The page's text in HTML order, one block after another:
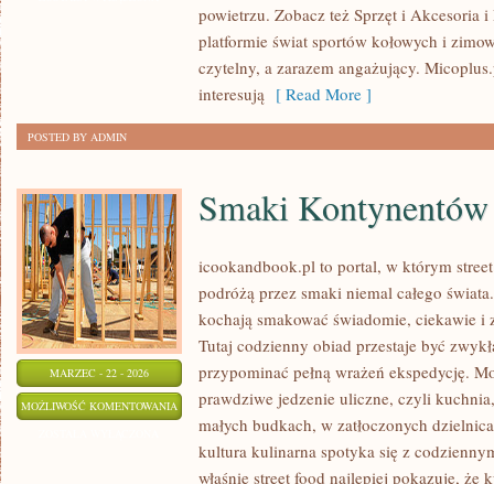
CZYTELNIKÓW
powietrzu. Zobacz też Sprzęt i Akcesoria
platformie świat sportów kołowych i
czytelny, a zarazem angażujący.
interesują [ Read More ]
POSTED BY ADMIN
MARZEC - 22 - 2026
MOŻLIWOŚĆ KOMENTOWANIA SMAKI
KONTYNENTÓW
Smaki Kontynentów
icookandbook.pl to portal, w którym
podróżą przez smaki niemal całego
kochają smakować świadomie, ciekawie i
Tutaj codzienny obiad przestaje być
przypominać pełną wrażeń ekspedycję.
prawdziwe jedzenie uliczne, czyli
małych budkach, w zatłoczonych
kultura kulinarna spotyka się z
właśnie street food najlepiej pokazuje, że